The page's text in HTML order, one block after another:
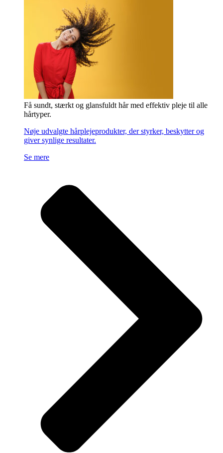
Få sundt, stærkt og glansfuldt hår med effektiv pleje til alle
hårtyper.
Nøje udvalgte hårplejeprodukter, der styrker, beskytter og
giver synlige resultater.
Se mere